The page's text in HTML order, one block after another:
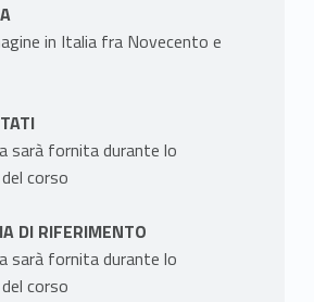
in Italia fra Novecento e
sarà fornita durante lo
corso
DI RIFERIMENTO
sarà fornita durante lo
corso